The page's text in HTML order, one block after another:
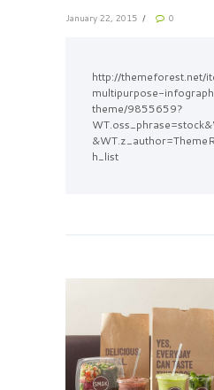
January 22, 2015 0
http://themeforest.net/
multipurpose-
theme/9855659?
h_list